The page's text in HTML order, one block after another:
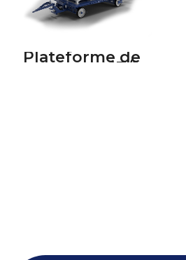
Plateforme de
transport 4T/1